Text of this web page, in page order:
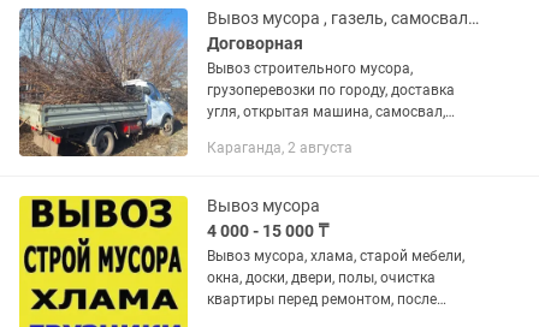
Вывоз мусора , газель, самосвал,открытая машина
Договорная
Вывоз строительного мусора,
грузоперевозки по городу, доставка
угля, открытая машина, самосвал,
материалов песок балласт и т.д.
Караганда, 2 августа
Вывоз мусора
4 000 - 15 000 ₸
Вывоз мусора, хлама, старой мебели,
окна, доски, двери, полы, очистка
квартиры перед ремонтом, после